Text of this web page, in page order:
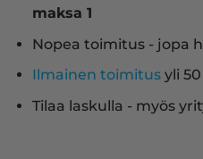
maksa 1
Nopea toimitus - jopa
Ilmainen toimitusyli 50
Tilaa laskulla - myös